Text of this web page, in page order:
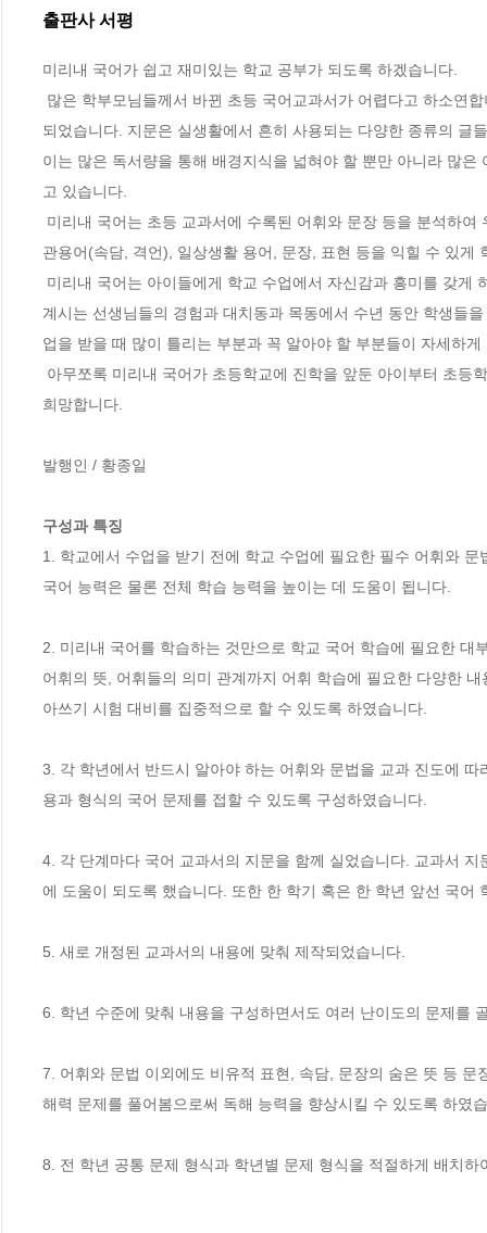
출판사 서평
미리내 국어가 쉽고 재미있는 학교 공부가 되도록 하겠습니다.
되었습니다. 지문은 실생활에서 흔히 사용되는 다양한 종류의 글
이는 많은 독서량을 통해 배경지식을 넓혀야 할 뿐만 아니라 많
고 있습니다.
관용어(속담, 격언), 일상생활 용어, 문장, 표현 등을 익힐 수 있
계시는 선생님들의 경험과 대치동과 목동에서 수년 동안 학생들
업을 받을 때 많이 틀리는 부분과 꼭 알아야 할 부분들이 자세하게
희망합니다.
발행인 / 황종일
구성과 특징
1. 학교에서 수업을 받기 전에 학교 수업에 필요한 필수 어휘와
국어 능력은 물론 전체 학습 능력을 높이는 데 도움이 됩니다.
2. 미리내 국어를 학습하는 것만으로 학교 국어 학습에 필요한
어휘의 뜻, 어휘들의 의미 관계까지 어휘 학습에 필요한 다양한
아쓰기 시험 대비를 집중적으로 할 수 있도록 하였습니다.
3. 각 학년에서 반드시 알아야 하는 어휘와 문법을 교과 진도에
용과 형식의 국어 문제를 접할 수 있도록 구성하였습니다.
4. 각 단계마다 국어 교과서의 지문을 함께 실었습니다. 교과서
에 도움이 되도록 했습니다. 또한 한 학기 혹은 한 학년 앞선 국
5. 새로 개정된 교과서의 내용에 맞춰 제작되었습니다.
6. 학년 수준에 맞춰 내용을 구성하면서도 여러 난이도의 문제를
7. 어휘와 문법 이외에도 비유적 표현, 속담, 문장의 숨은 뜻 등
해력 문제를 풀어봄으로써 독해 능력을 향상시킬 수 있도록 하였
8. 전 학년 공통 문제 형식과 학년별 문제 형식을 적절하게 배치